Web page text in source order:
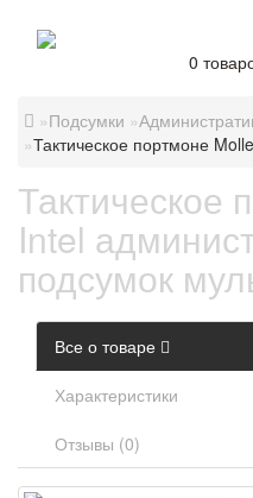
0
Подсумки
Тактическое портмоне
Тактическое
Intel
подсумок
Все о товаре
Характеристики
Отзывы (0)